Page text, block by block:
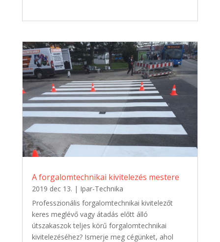
A forgalomtechnikai kivitelezés mestere
2019 dec 13. | Ipar-Technika
Professzionális forgalomtechnikai kivitelezőt
keres meglévő vagy átadás előtt álló
útszakaszok teljes körű forgalomtechnikai
kivitelezéséhez? Ismerje meg cégünket, ahol